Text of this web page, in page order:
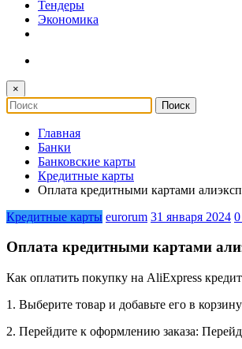
Тендеры
Экономика
×
Главная
Банки
Банковские карты
Кредитные карты
Оплата кредитными картами
Кредитные карты eurorum 31 января 2024
Оплата кредитными картами
Как оплатить покупку на AliExpress
1. Выберите товар и добавьте его в
2. Перейдите к оформлению заказа: